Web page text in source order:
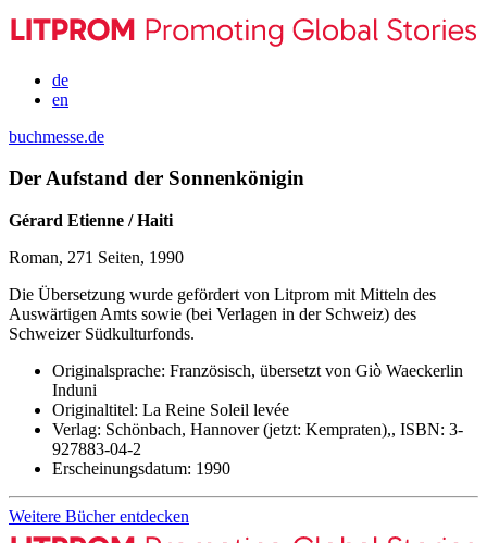
de
en
buchmesse.de
Der Aufstand der Sonnenkönigin
Gérard Etienne / Haiti
Roman, 271 Seiten, 1990
Die Übersetzung wurde gefördert von Litprom mit Mitteln des
Auswärtigen Amts sowie (bei Verlagen in der Schweiz) des
Schweizer Südkulturfonds.
Originalsprache: Französisch, übersetzt von Giò Waeckerlin
Induni
Originaltitel: La Reine Soleil levée
Verlag: Schönbach, Hannover (jetzt: Kempraten),, ISBN: 3-
927883-04-2
Erscheinungsdatum: 1990
Weitere Bücher entdecken